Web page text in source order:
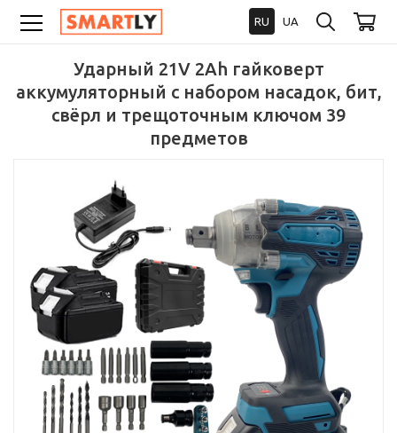
RU UA
Ударный 21V 2Ah гайковерт
аккумуляторный с набором насадок, бит,
свёрл и трещоточным ключом 39
предметов